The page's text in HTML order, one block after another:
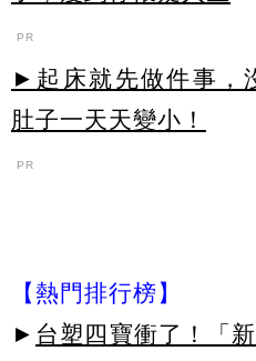
PR
►起床就先做件事，
肚子一天天變小！
PR
【熱門排行榜】
► 台塑四寶衝了！「